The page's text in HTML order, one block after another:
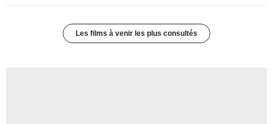
Les films à venir les plus consultés